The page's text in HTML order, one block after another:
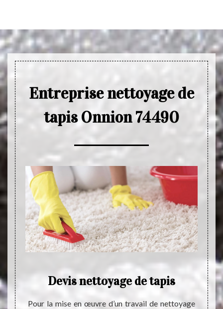
Entreprise nettoyage de
tapis Onnion 74490
Devis nettoyage de tapis
Pour la mise en œuvre d’un travail de nettoyage